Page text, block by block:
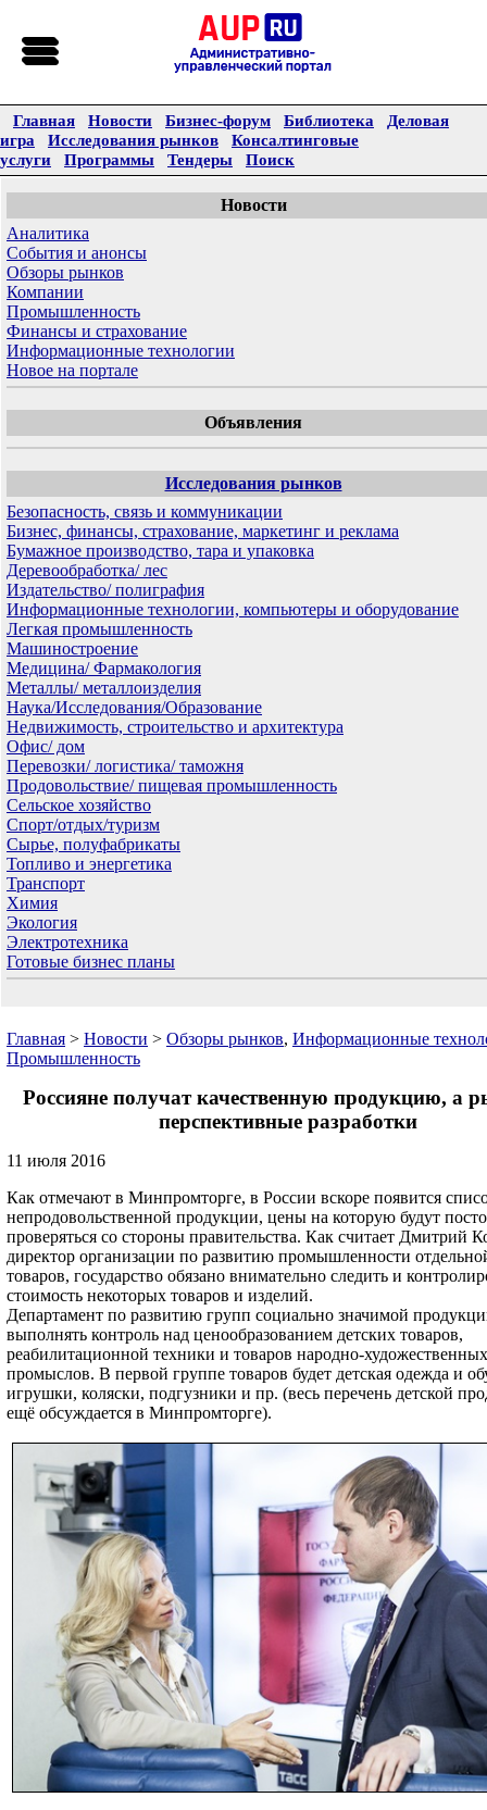
Главная Новости Бизнес-форум Библиотека
Деловая
игра
Исследования рынков
Консалтинговые
услуги
Программы Тендеры Поиск
Новости
Аналитика
События и анонсы
Обзоры рынков
Компании
Промышленность
Финансы и страхование
Информационные технологии
Новое на портале
Объявления
Исследования рынков
Безопасность, связь и коммуникации
Бизнес, финансы, страхование, маркетинг и реклама
Бумажное производство, тара и упаковка
Деревообработка/ лес
Издательство/ полиграфия
Информационные технологии, компьютеры и оборудование
Легкая промышленность
Машиностроение
Медицина/ Фармакология
Металлы/ металлоизделия
Наука/Исследования/Образование
Недвижимость, строительство и архитектура
Офис/ дом
Перевозки/ логистика/ таможня
Продовольствие/ пищевая промышленность
Сельское хозяйство
Спорт/отдых/туризм
Сырье, полуфабрикаты
Топливо и энергетика
Транспорт
Химия
Экология
Электротехника
Готовые бизнес планы
Главная > Новости > Обзоры рынков, Информационные
Промышленность
Россияне получат качественную продукцию, а
перспективные разработки
11 июля 2016
Как отмечают в Минпромторге, в России вскоре появится
непродовольственной продукции, цены на которую будут
проверяться со стороны правительства. Как считает Дмитрий
директор организации по развитию промышленности
товаров, государство обязано внимательно следить и
стоимость некоторых товаров и изделий.
Департамент по развитию групп социально значимой
выполнять контроль над ценообразованием детских товаров,
реабилитационной техники и товаров народно-художественных
промыслов. В первой группе товаров будет детская одежда и
игрушки, коляски, подгузники и пр. (весь перечень детской
ещё обсуждается в Минпромторге).